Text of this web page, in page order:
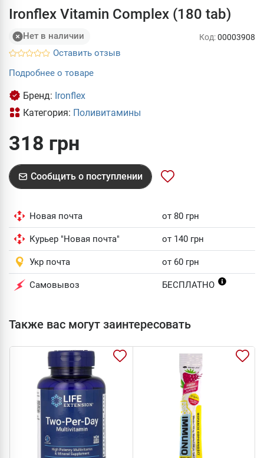
Ironflex Vitamin Complex (180 tab)
Нет в наличии
Оставить отзыв
Код:00003908
Подробнее о товаре
Бренд: Ironflex
Категория: Поливитамины
318 грн
Сообщить о поступлении
Новая почта от 80 грн
Курьер "Новая почта" от 140 грн
Укр почта от 60 грн
Самовывоз БЕСПЛАТНО
Также вас могут заинтересовать